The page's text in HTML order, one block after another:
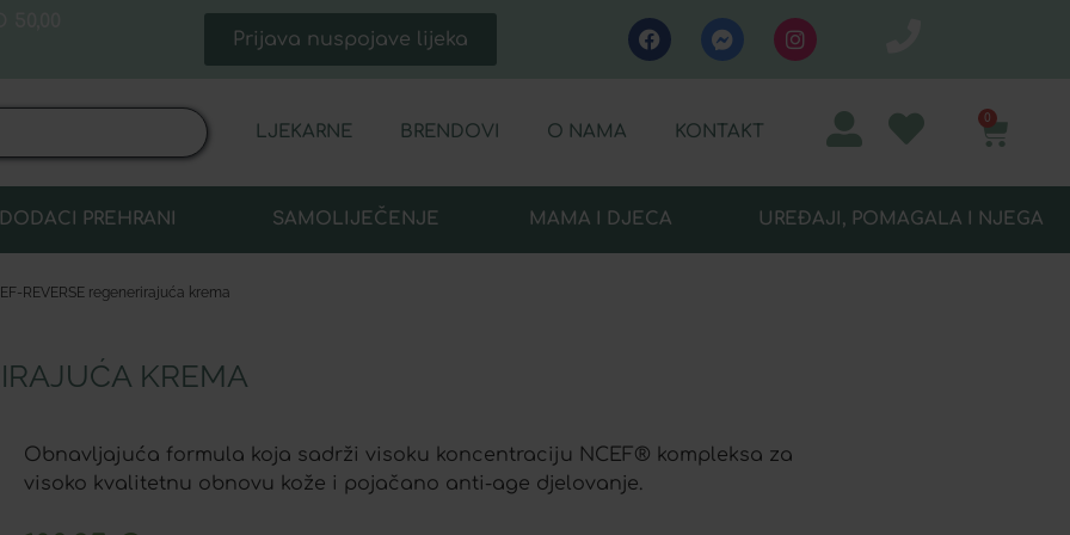
Prijava nuspojave lijeka
LJEKARNE BRENDOVI O NAMA KONTAKT
0
DODACI PREHRANI SAMOLIJEČENJE MAMA I DJECA UREĐAJI, POMAGALA I NJEGA
REVERSE regenerirajuća krema
KREMA
Obnavljajuća formula koja sadrži visoku koncentraciju NCEF® kompleksa za
visoko kvalitetnu obnovu kože i pojačano anti-age djelovanje.